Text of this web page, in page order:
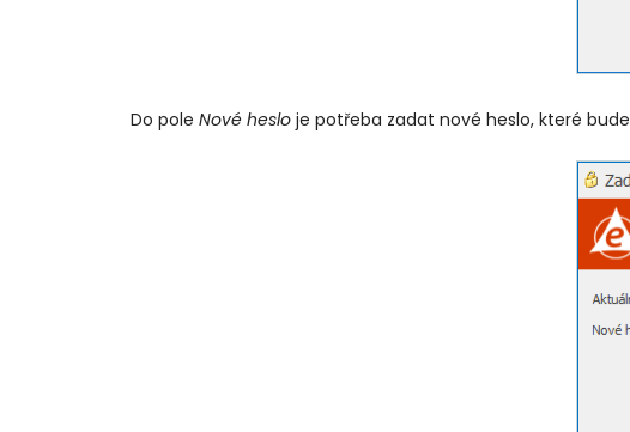
Do pole Nové hesloje potřeba zadat nové heslo, které